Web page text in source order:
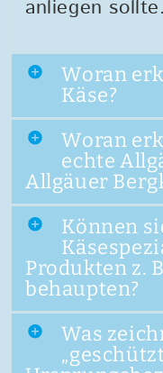
anliegen sollte.
Woran
Käse?
Woran
echte
Allgäuer
Können
Produkten z.
behaupten?
Was